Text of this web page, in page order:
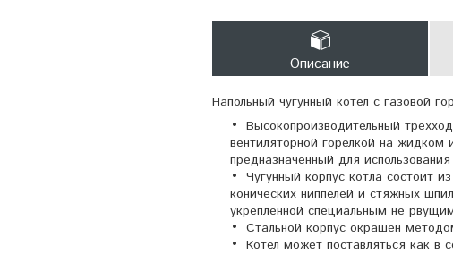
Описание
Напольный чугунный котел с
Высокопроизводительный
вентиляторной горелкой на
предназначенный для
Чугунный корпус котла состоит
конических ниппелей и стяжных
укрепленной специальным не
Стальной корпус окрашен
Котел может поставляться как в